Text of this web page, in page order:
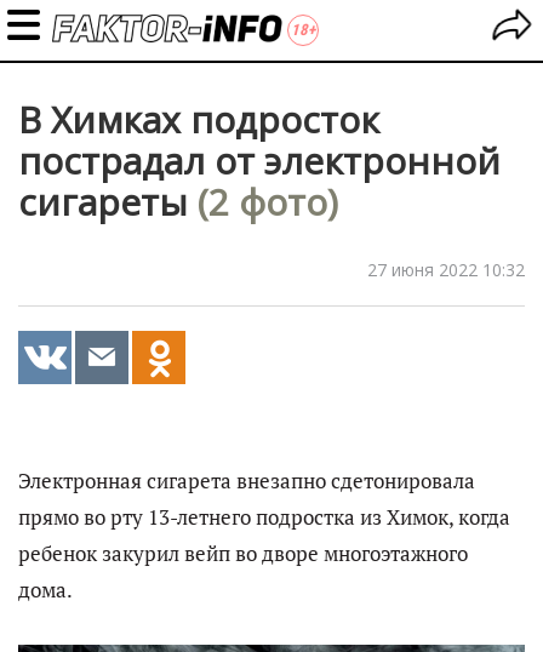
В Химках подросток
пострадал от электронной
сигареты (2 фото)
27 июня 2022 10:32
Электронная сигарета внезапно сдетонировала
прямо во рту 13-летнего подростка из Химок, когда
ребенок закурил вейп во дворе многоэтажного
дома.